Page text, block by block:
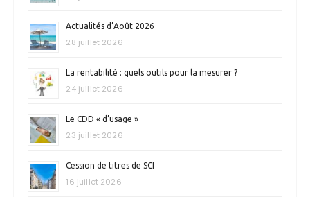
Actualités d’Août 2026
28 juillet 2026
La rentabilité : quels outils pour la mesurer ?
24 juillet 2026
Le CDD « d’usage »
23 juillet 2026
Cession de titres de SCI
16 juillet 2026